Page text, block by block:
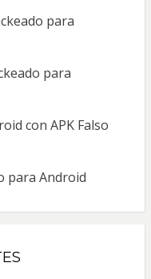
para
para
con APK Falso
para Android